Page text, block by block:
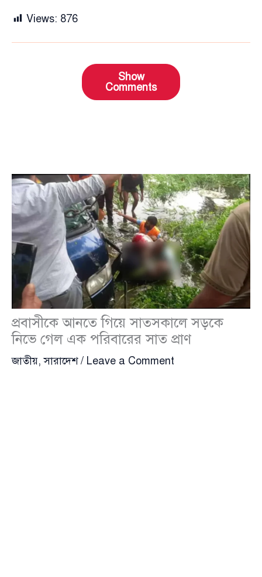
Views: 876
Show
Comments
প্রবাসীকে আনতে গিয়ে সাতসকালে সড়কে
নিভে গেল এক পরিবারের সাত প্রাণ
জাতীয়,সারাদেশ/ Leave a Comment